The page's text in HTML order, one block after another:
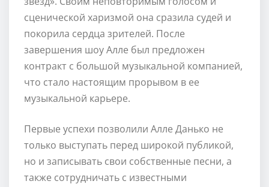
сценической харизмой она сразила судей и
покорила сердца зрителей. После
завершения шоу Алле был предложен
контракт с большой музыкальной компанией,
что стало настоящим прорывом в ее
музыкальной карьере.
Первые успехи позволили Алле Данько не
только выступать перед широкой публикой,
но и записывать свои собственные песни, а
также сотрудничать с известными